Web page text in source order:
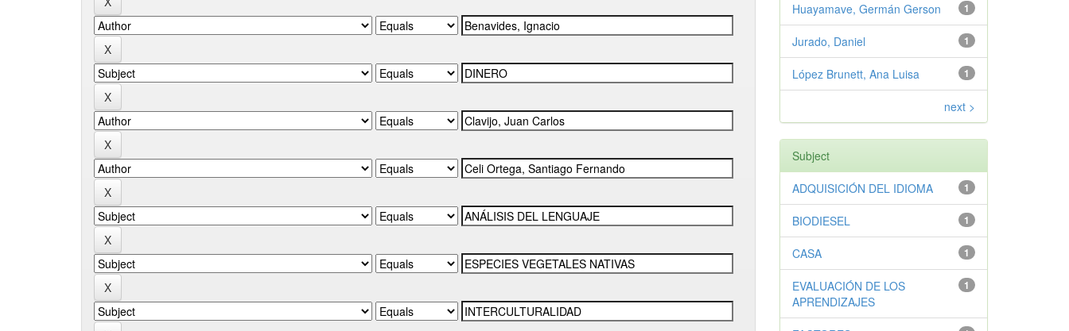
1
Huayamave, Germán Gerson
1
Jurado, Daniel
1
López Brunett, Ana Luisa
next >
Subject
1
ADQUISICIÓN DEL IDIOMA
1
BIODIESEL
1
CASA
1
EVALUACIÓN DE LOS
APRENDIZAJES